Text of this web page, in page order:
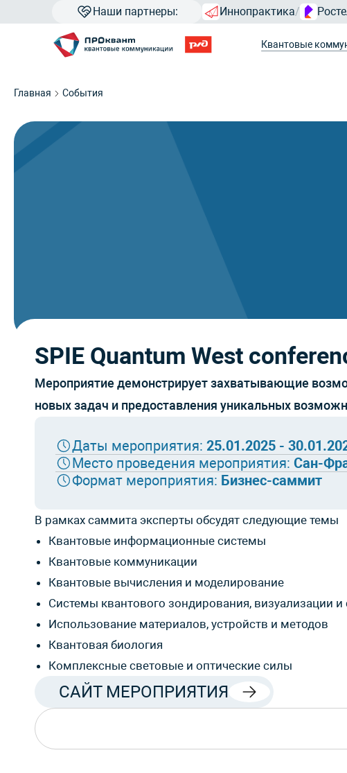
Наши партнеры: Иннопрактика/
Квантовые
Главная События
SPIE Quantum West
Мероприятие демонстрирует захватывающие
новых задач и предоставления уникальных
Даты мероприятия: 25.01.2025 -
Место проведения мероприятия: Сан-
Формат мероприятия: Бизнес-саммит
В рамках саммита эксперты обсудят следующие темы
Квантовые информационные системы
Квантовые коммуникации
Квантовые вычисления и моделирование
Системы квантового зондирования, визуализации и
Использование материалов, устройств и методов
Квантовая биология
Комплексные световые и оптические силы
САЙТ МЕРОПРИЯТИЯ